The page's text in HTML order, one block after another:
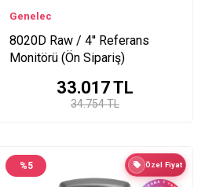
Genelec
8020D Raw / 4′′ Referans
Monitörü (Ön Sipariş)
34.754 TL
33.017TL
%5 Özel Fiyat